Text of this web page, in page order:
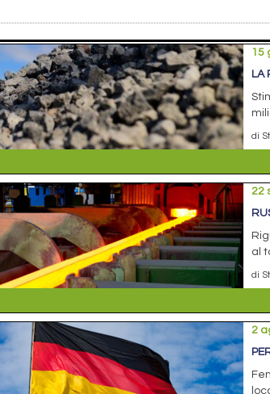
15
LA
di
22
al
di
2